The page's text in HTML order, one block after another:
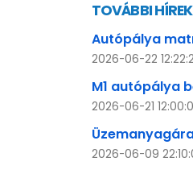
TOVÁBBI HÍREK
Autópálya
2026-06-22
M1 autópálya
2026-06-21
2026-06-09